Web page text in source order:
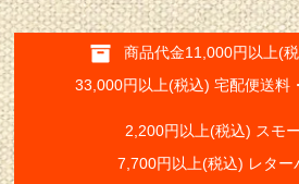
商品代金11,000円以上(
33,000円以上(税込) 宅配便送料
2,200円以上(税込) スモ
7,700円以上(税込) レター